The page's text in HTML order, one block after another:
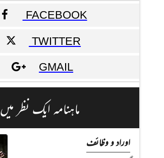
FACEBOOK
TWITTER
GMAIL
ماہنامہ ایک نظر میں
اوراد و وظائف